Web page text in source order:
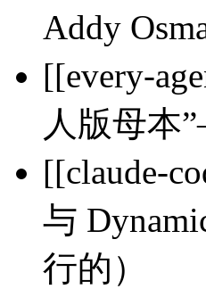
Addy
[[every-
人版母本
[[claude-
与
行的）